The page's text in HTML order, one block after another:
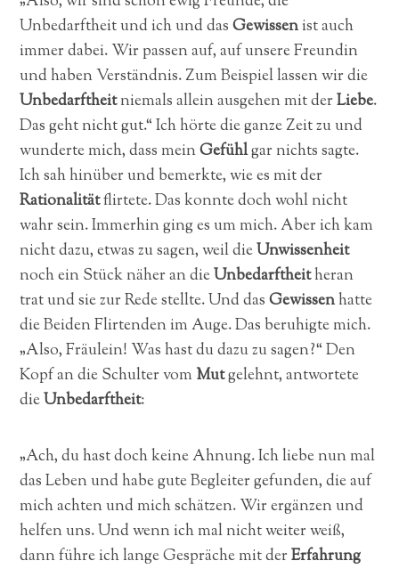
Unbedarftheit und ich und dasGewissen ist auch
immer dabei. Wir passen auf, auf unsere Freundin
und haben Verständnis. Zum Beispiel lassen wir die
Unbedarftheitniemals allein ausgehen mit derLiebe.
Das geht nicht gut.“ Ich hörte die ganze Zeit zu und
wunderte mich, dass meinGefühlgar nichts sagte.
Ich sah hinüber und bemerkte, wie es mit der
Rationalitätflirtete. Das konnte doch wohl nicht
wahr sein. Immerhin ging es um mich. Aber ich kam
nicht dazu, etwas zu sagen, weil dieUnwissenheit
noch ein Stück näher an dieUnbedarftheitheran
trat und sie zur Rede stellte. Und dasGewissenhatte
die Beiden Flirtenden im Auge. Das beruhigte mich.
„Also, Fräulein! Was hast du dazu zu sagen?“ Den
Kopf an die Schulter vom Mutgelehnt, antwortete
dieUnbedarftheit:
„Ach, du hast doch keine Ahnung. Ich liebe nun mal
das Leben und habe gute Begleiter gefunden, die auf
mich achten und mich schätzen. Wir ergänzen und
helfen uns. Und wenn ich mal nicht weiter weiß,
dann führe ich lange Gespräche mit derErfahrung